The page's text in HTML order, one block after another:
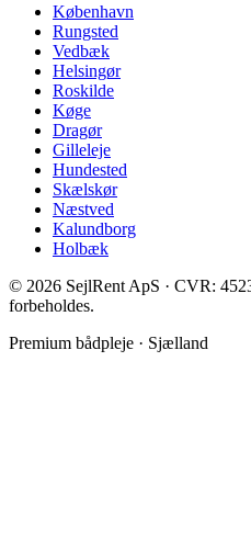
København
Rungsted
Vedbæk
Helsingør
Roskilde
Køge
Dragør
Gilleleje
Hundested
Skælskør
Næstved
Kalundborg
Holbæk
© 2026 SejlRent ApS · CVR:
forbeholdes.
Premium bådpleje · Sjælland